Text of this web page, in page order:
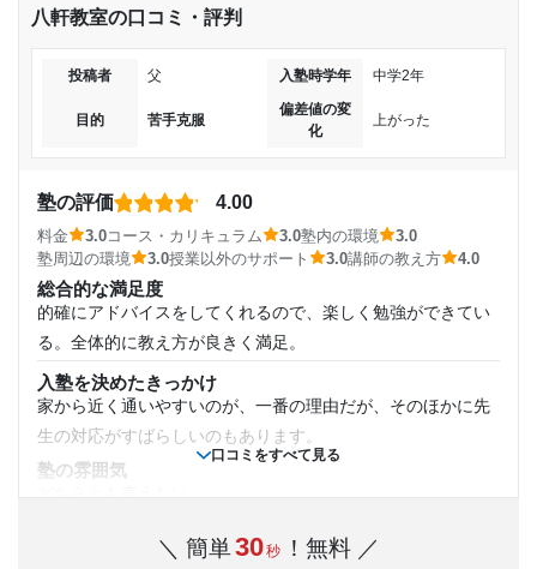
くらいの金額を提示されとてもじゃないけど毎回払うのが大
コース・カリキュラム
レベルが高すぎたのか(我が子には)全然むりでした。 ただワ
ークを渡されて進めて聞いてのくりかえしでした
教え方は不十分だったかと思います。我が子も勉強が嫌いで
発達障害気質なところがあるから余計難しかったのかと思い
ました
塾内の環境
設備は私が通ってたわけではないからわかりませんが、 設備
は色々とじゅうじつしていたように思いました
塾周辺の環境
周辺に競合な塾がたくさんあるので選び放題ではあるが、塾
の能力と子供の能力が違いすぎ
授業以外のサポート
(相談・面談、家庭学習のサポート、授業以外のコミュニケーション等)
口コミをすべて見る
八軒教室の口コミ・評判
投稿者 父 入塾時学年 中学2年
目的 苦手克服
偏差値の変
化
上がった
塾の評価 4.00
料金 3.0コース・カリキュラム 3.0塾内の環境
3.0
塾周辺の環境
3.0授業以外のサポート 3.0講師の教え方 4.0
総合的な満足度
的確にアドバイスをしてくれるので、楽しく勉強ができてい
る。全体的に教え方が良きく満足。
入塾を決めたきっかけ
家から近く通いやすいのが、一番の理由だが、そのほかに先
生の対応がすばらしいのもあります。
塾の雰囲気
個別教室なので、比較的高いところが、難点。これ以上他に
＼ 簡単30秒 ！無料 ／